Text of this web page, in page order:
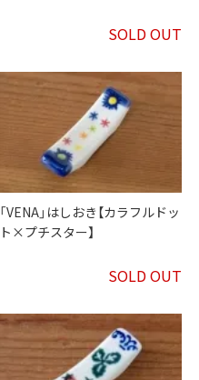
SOLD OUT
「VENA」はしおき【カラフルドッ
ト×プチスター】
SOLD OUT